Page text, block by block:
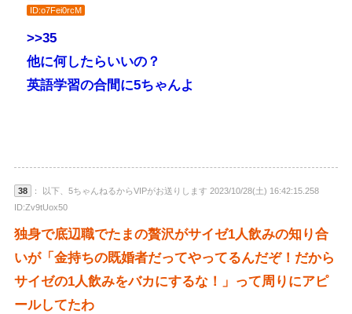
ID:o7Fei0rcM
>>35
他に何したらいいの？
英語学習の合間に5ちゃんよ
38
： 以下、5ちゃんねるからVIPがお送りします 2023/10/28(土) 16:42:15.258
ID:Zv9tUox50
独身で底辺職でたまの贅沢がサイゼ1人飲みの知り合
いが「金持ちの既婚者だってやってるんだぞ！だから
サイゼの1人飲みをバカにするな！」って周りにアピ
ールしてたわ